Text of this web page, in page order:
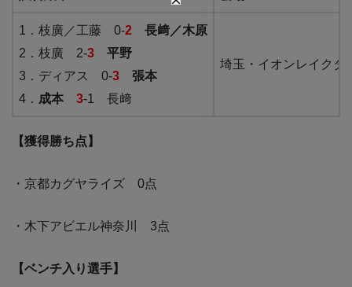
1．枝廣／工藤 0-2 長﨑／木原
2．枝廣 2-3 平野
3．ディアス 0-3 張本
4． 成本 3-1 長﨑
埼玉・イオンレイクタ
【獲得勝ち点】
・京都カグヤライズ 0点
・木下アビエル神奈川 3点
【ベンチ入り選手】